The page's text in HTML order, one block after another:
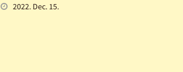
2022. Dec. 15.